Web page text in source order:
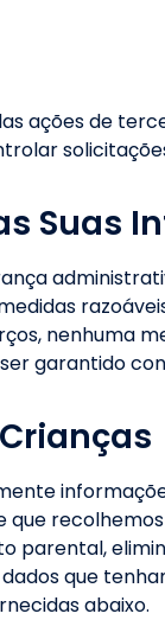
ações de
Suas
nenhuma
garantido
parental,
que
abaixo.